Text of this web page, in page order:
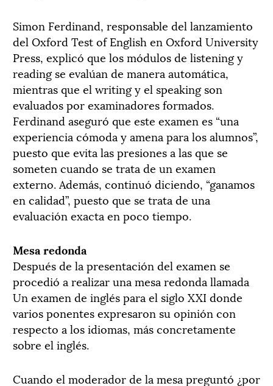
Simon Ferdinand, responsable del lanzamiento
del Oxford Test of English en Oxford University
Press, explicó que los módulos de listening y
reading se evalúan de manera automática,
mientras que el writing y el speaking son
evaluados por examinadores formados.
Ferdinand aseguró que este examen es “una
experiencia cómoda y amena para los alumnos”,
puesto que evita las presiones a las que se
someten cuando se trata de un examen
externo. Además, continuó diciendo, “ganamos
en calidad”, puesto que se trata de una
evaluación exacta en poco tiempo.
Mesa redonda
Después de la presentación del examen se
procedió a realizar una mesa redonda llamada
Un examen de inglés para el siglo XXI donde
varios ponentes expresaron su opinión con
respecto a los idiomas, más concretamente
sobre el inglés.
Cuando el moderador de la mesa preguntó ¿por